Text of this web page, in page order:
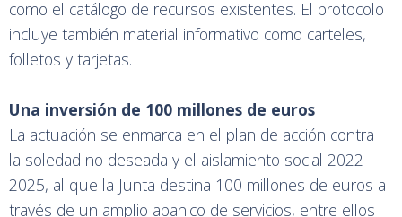
como el catálogo de recursos existentes. El protocolo
incluye también material informativo como carteles,
folletos y tarjetas.
Una inversión de 100 millones de euros
La actuación se enmarca en el plan de acción contra
la soledad no deseada y el aislamiento social 2022-
2025, al que la Junta destina 100 millones de euros a
través de un amplio abanico de servicios, entre ellos